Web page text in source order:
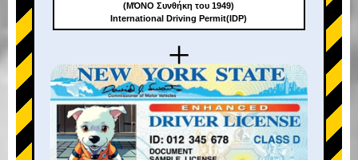
+
(ΜΌΝΟ Συνθήκη του 1949)
International Driving Permit(IDP)